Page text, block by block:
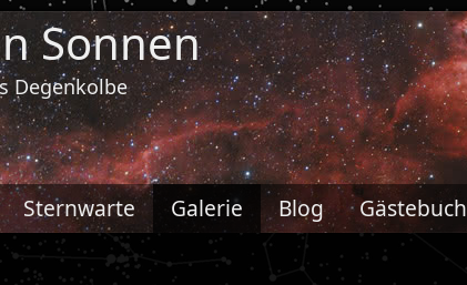
Sonnen
Degenkolbe
Sternwarte Galerie Blog Gästebuch